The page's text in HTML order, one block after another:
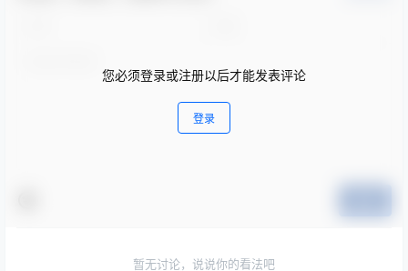
您必须登录或注册以后才能发表评论
登录
暂无讨论，说说你的看法吧